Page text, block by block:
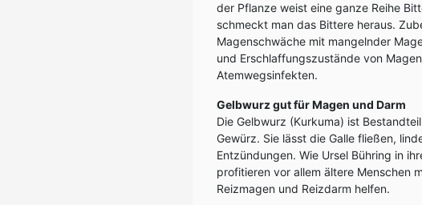
der Pflanze weist eine ganze Reihe
schmeckt man das Bittere heraus.
Magenschwäche mit mangelnder
und Erschlaffungszustände von
Atemwegsinfekten.
Gelbwurz gut für Magen und Darm
Die Gelbwurz (Kurkuma) ist
Gewürz. Sie lässt die Galle fließen,
Entzündungen. Wie Ursel Bühring in
profitieren vor allem ältere Menschen
Reizmagen und Reizdarm helfen.